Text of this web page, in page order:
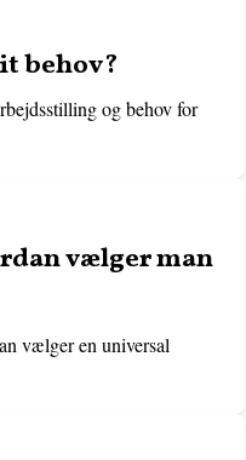
behov?
og behov for
vælger man
vælger en universal